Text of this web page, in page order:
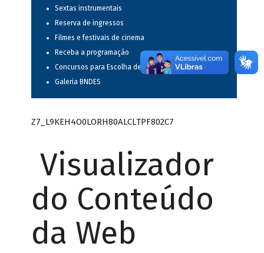
Sextas instrumentais
Reserva de ingressos
Filmes e festivais de cinema
Receba a programação
Concursos para Escolha de Espetáculos Musicais
Galeria BNDES
Z7_L9KEH4O0LORH80ALCLTPF802C7
Visualizador
do Conteúdo
da Web